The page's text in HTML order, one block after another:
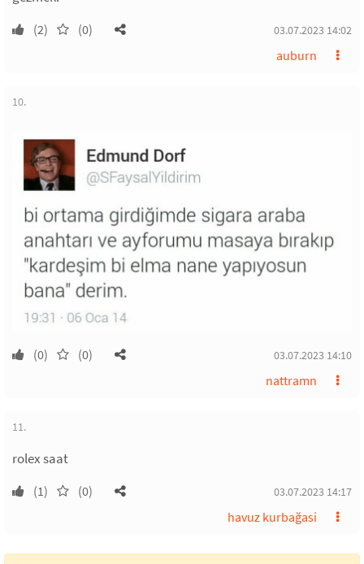
(2) (0) 03.07.2023 14:02
auburn
10.
(0) (0) 03.07.2023 14:10
nattramn
11.
rolex saat
(1) (0) 03.07.2023 14:17
havuz kurbağasi